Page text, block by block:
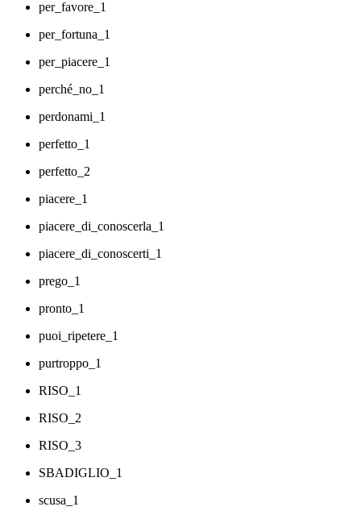
per_favore_1
per_fortuna_1
per_piacere_1
perché_no_1
perdonami_1
perfetto_1
perfetto_2
piacere_1
piacere_di_conoscerla_1
piacere_di_conoscerti_1
prego_1
pronto_1
puoi_ripetere_1
purtroppo_1
RISO_1
RISO_2
RISO_3
SBADIGLIO_1
scusa_1